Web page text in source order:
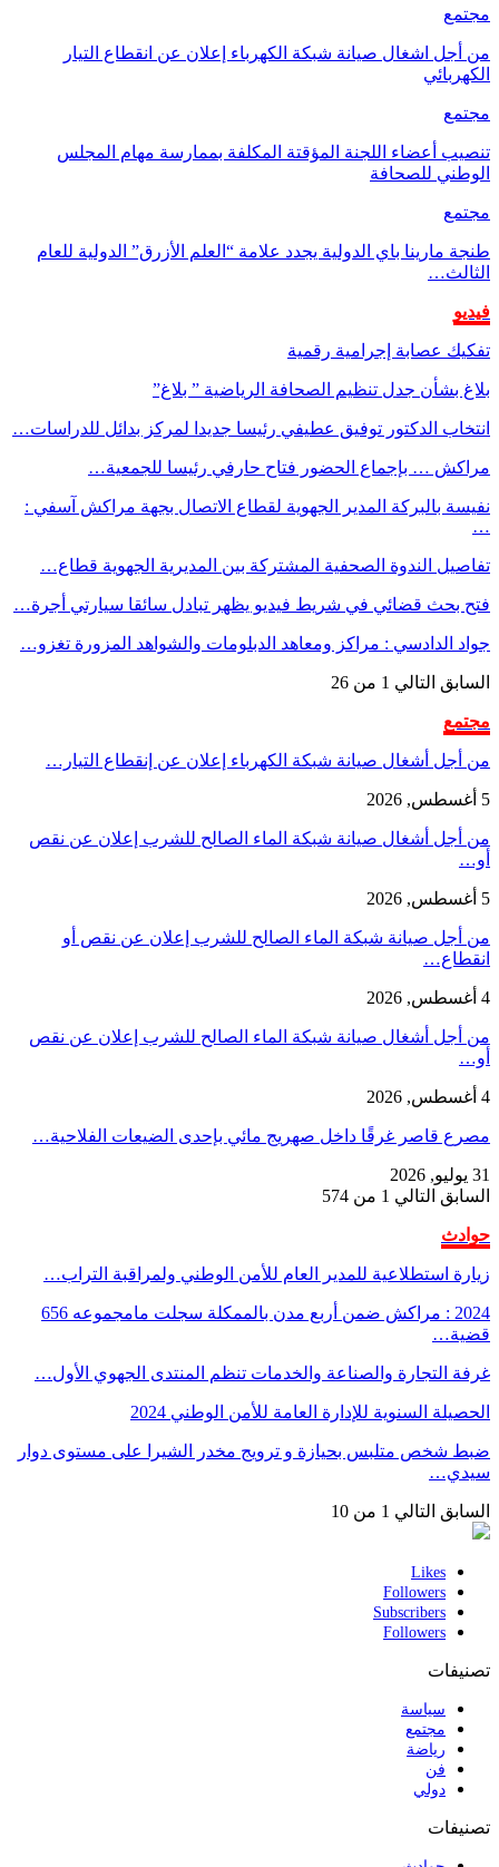
مجتمع
من أجل اشغال صيانة شبكة الكهرباء إعلان عن انقطاع التيار
الكهربائي
مجتمع
تنصيب أعضاء اللجنة المؤقتة المكلفة بممارسة مهام المجلس
الوطني للصحافة
مجتمع
طنجة مارينا باي الدولية يجدد علامة “العلم الأزرق” الدولية للعام
الثالث…
فيديو
تفكيك عصابة إجرامية رقمية
بلاغ بشأن جدل تنظيم الصحافة الرياضية ” بلاغ”
انتخاب الدكتور توفيق عطيفي رئيسا جديدا لمركز بدائل للدراسات…
مراكش … بإجماع الحضور فتاح حارفي رئيسا للجمعية…
نفيسة بالبركة المدير الجهوية لقطاع الاتصال بجهة مراكش آسفي :
…
تفاصيل الندوة الصحفية المشتركة بين المديرية الجهوية قطاع…
فتح بحث قضائي في شريط فيديو يظهر تبادل سائقا سيارتي أجرة…
جواد الدادسي : مراكز ومعاهد الدبلومات والشواهد المزورة تغزو…
السابق التالي 1 من 26
مجتمع
من أجل أشغال صيانة شبكة الكهرباء إعلان عن إنقطاع التيار…
5 أغسطس, 2026
من أجل أشغال صيانة شبكة الماء الصالح للشرب إعلان عن نقص
أو…
5 أغسطس, 2026
من أجل صيانة شبكة الماء الصالح للشرب إعلان عن نقص أو
انقطاع…
4 أغسطس, 2026
من أجل أشغال صيانة شبكة الماء الصالح للشرب إعلان عن نقص
أو…
4 أغسطس, 2026
مصرع قاصر غرقًا داخل صهريج مائي بإحدى الضيعات الفلاحية…
31 يوليو, 2026
السابق التالي 1 من 574
حوادث
زيارة استطلاعية للمدير العام للأمن الوطني ولمراقبة التراب…
2024 : مراكش ضمن أربع مدن بالممكلة سجلت مامجموعه 656
قضية…
غرفة التجارة والصناعة والخدمات تنظم المنتدى الجهوي الأول…
الحصيلة السنوية للإدارة العامة للأمن الوطني 2024
ضبط شخص متلبس بحيازة و ترويج مخدر الشيرا على مستوى دوار
سيدي…
السابق التالي 1 من 10
Likes
Followers
Subscribers
Followers
تصنيفات
سياسة
مجتمع
رياضة
فن
دولي
تصنيفات